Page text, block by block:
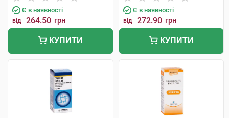
Є в наявності
від 264.50 грн
КУПИТИ
Є в наявності
від 272.90 грн
КУПИТИ